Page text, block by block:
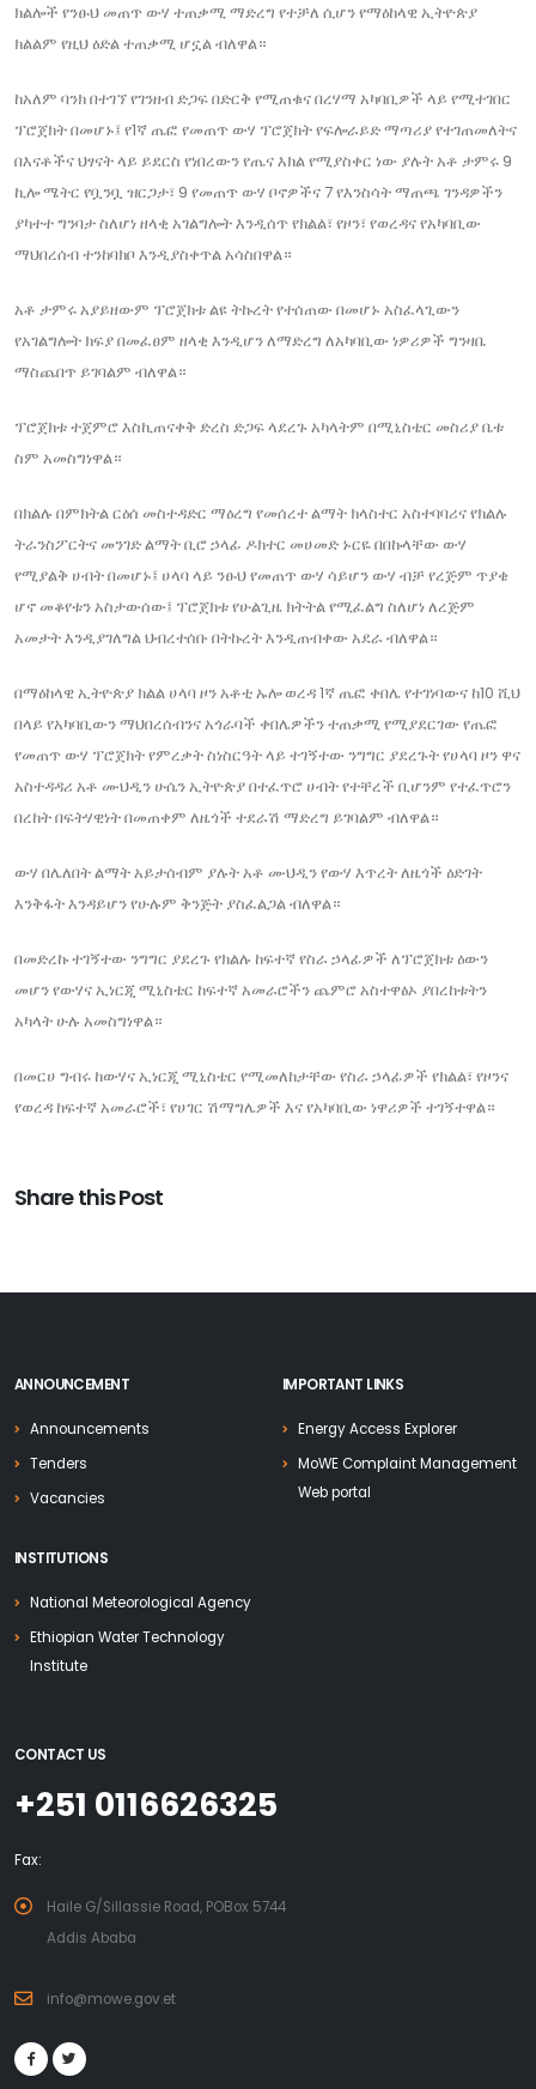
ክልሎች የንፁህ መጠጥ ውሃ ተጠቃሚ ማድረግ የተቻለ ሲሆን የማዕከላዊ ኢትዮጵያ
ክልልም የዚህ ዕድል ተጠቃሚ ሆኗል ብለዋል።
ከአለም ባንክ በተገኘ የገንዘብ ድጋፍ በድርቅ የሚጠቁና በረሃማ አካባቢዎች ላይ የሚተገበር
ፕሮጀክት በመሆኑ፤ የ1ኛ ጤፎ የመጠጥ ውሃ ፕሮጀክት የፍሎራይድ ማጣሪያ የተገጠመለትና
በእናቶችና ህፃናት ላይ ይደርስ የነበረውን የጤና እክል የሚያስቀር ነው ያሉት አቶ ታምሩ 9
ኪሎ ሜትር የቧንቧ ዝርጋታ፣ 9 የመጠጥ ውሃ ቦኖዎችና 7 የእንስሳት ማጠጫ ገንዳዎችን
ያካተተ ግንባታ ስለሆነ ዘላቂ አገልግሎት እንዲሰጥ የክልል፣ የዞን፣ የወረዳና የአካባቢው
ማህበረሰብ ተንከባክቦ እንዲያስቀጥል አሳስበዋል።
አቶ ታምሩ አያይዘውም ፕሮጀክቱ ልዩ ትኩረት የተሰጠው በመሆኑ አስፈላጊውን
የአገልግሎት ክፍያ በመፈፀም ዘላቂ እንዲሆን ለማድረግ ለአካባቢው ነዎሪዎች ግንዛቤ
ማስጨበጥ ይገባልም ብለዋል።
ፕሮጀክቱ ተጀምሮ እስኪጠናቀቅ ድረስ ድጋፍ ላደረጉ አካላትም በሚኒስቴር መስሪያ ቤቱ
ስም አመስግነዋል።
በክልሉ በምክትል ርዕሰ መስተዳድር ማዕረግ የመሰረተ ልማት ክላስተር አስተባባሪና የክልሉ
ትራንስፖርትና መንገድ ልማት ቢሮ ኃላፊ ዶክተር መሀመድ ኑርዬ በበኩላቸው ውሃ
የሚያልቅ ሀብት በመሆኑ፤ ሀላባ ላይ ንፁህ የመጠጥ ውሃ ሳይሆን ውሃ ብቻ የረጅም ጥያቄ
ሆኖ መቆየቱን አስታውሰው፤ ፕሮጀክቱ የሁልጊዜ ክትትል የሚፈልግ ስለሆነ ለረጅም
አመታት እንዲያገለግል ህብረተሰቡ በትኩረት እንዲጠብቀው አደራ ብለዋል።
በማዕከላዊ ኢትዮጵያ ክልል ሀላባ ዞን አቶቲ ኡሎ ወረዳ 1ኛ ጤፎ ቀበሌ የተገነባውና ከ10 ሺህ
በላይ የአካባቢውን ማህበረሰብንና አጎራባች ቀበሌዎችን ተጠቃሚ የሚያደርገው የጤፎ
የመጠጥ ውሃ ፕሮጀክት የምረቃት ስነስርዓት ላይ ተገኝተው ንግግር ያደረጉት የሀላባ ዞን ዋና
አስተዳዳሪ አቶ ሙህዲን ሁሴን ኢትዮጵያ በተፈጥሮ ሀብት የተቸረች ቢሆንም የተፈጥሮን
በረከት በፍትሃዊነት በመጠቀም ለዜጎች ተደራሽ ማድረግ ይገባልም ብለዋል።
ውሃ በሌለበት ልማት አይታሰብም ያሉት አቶ ሙህዲን የውሃ እጥረት ለዜጎች ዕድገት
እንቅፋት እንዳይሆን የሁሉም ቅንጅት ያስፈልጋል ብለዋል።
በመድረኩ ተገኝተው ንግግር ያደረጉ የክልሉ ከፍተኛ የስራ ኃላፊዎች ለፕሮጀክቱ ዕውን
መሆን የውሃና ኢነርጂ ሚኒስቴር ከፍተኛ አመራሮችን ጨምሮ አስተዋፅኦ ያበረከቱትን
አካላት ሁሉ አመስግነዋል።
በመርሀ ግብሩ ከውሃና ኢነርጂ ሚኒስቴር የሚመለከታቸው የስራ ኃላፊዎች የክልል፣ የዞንና
የወረዳ ከፍተኛ አመራሮች፣ የሀገር ሽማግሌዎች እና የአካባቢው ነዋሪዎች ተገኝተዋል።
Share this Post
ANNOUNCEMENT
Announcements
Tenders
Vacancies
IMPORTANT LINKS
Energy Access Explorer
MoWE Complaint Management
Web portal
INSTITUTIONS
National Meteorological Agency
Ethiopian Water Technology
Institute
CONTACT US
+251 0116626325
Fax:
Haile G/Sillassie Road, POBox 5744
Addis Ababa
info@mowe.gov.et